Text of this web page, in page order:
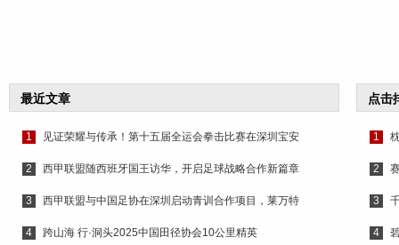
最近文章
1 见证荣耀与传承！第十五届全运会拳击比赛在深圳宝安
2 西甲联盟随西班牙国王访华，开启足球战略合作新篇章
3 西甲联盟与中国足协在深圳启动青训合作项目，莱万特
4 跨山海 行·洞头2025中国田径协会10公里精英
点击
1
2
3
4